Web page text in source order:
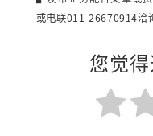
或电联011-26670914洽
您觉得